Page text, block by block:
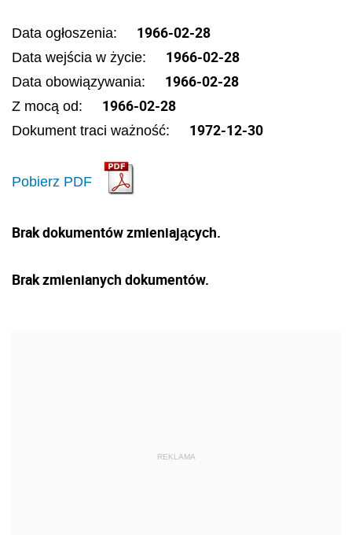
Data ogłoszenia: 1966-02-28
Data wejścia w życie: 1966-02-28
Data obowiązywania: 1966-02-28
Z mocą od: 1966-02-28
Dokument traci ważność: 1972-12-30
Pobierz PDF
Brak dokumentów zmieniających.
Brak zmienianych dokumentów.